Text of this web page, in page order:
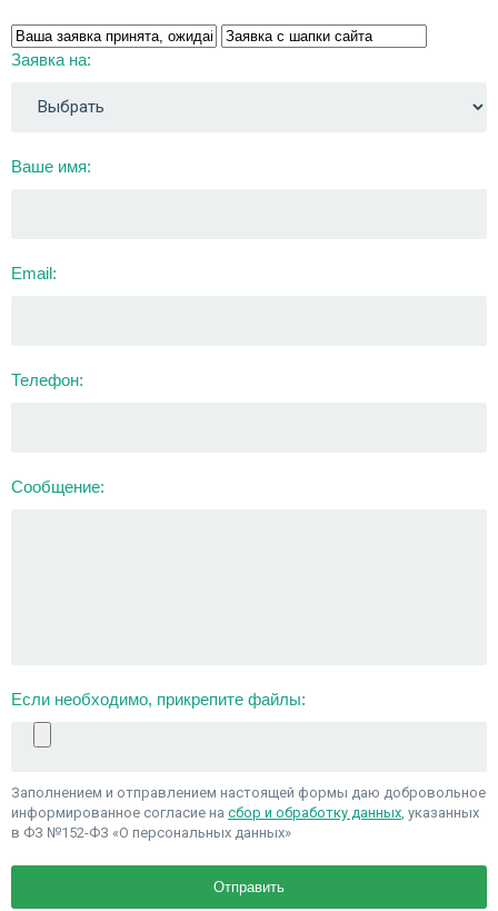
Заявка на:
Ваше имя:
Email:
Телефон:
Сообщение:
Если необходимо, прикрепите файлы:
Заполнением и отправлением настоящей формы даю добровольное
информированное согласие на сбор и обработку данных , указанных
в ФЗ №152-ФЗ «О персональных данных»